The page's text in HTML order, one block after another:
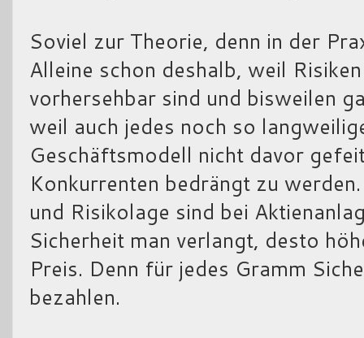
Soviel zur Theorie, denn in der
Alleine schon deshalb, weil
vorhersehbar sind und bisweilen
weil auch jedes noch so
Geschäftsmodell nicht davor
Konkurrenten bedrängt zu
und Risikolage sind bei
Sicherheit man verlangt, desto
Preis. Denn für jedes Gramm
bezahlen.